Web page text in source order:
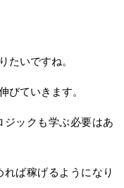
たいですね。
びていきます。
ックも学ぶ必要はあ
ば稼げるようになり